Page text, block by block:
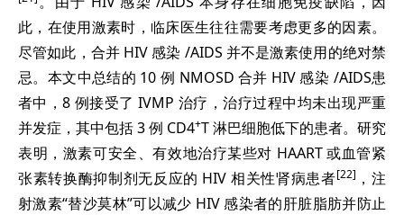
此，在使用激素时，临床医生往往需要考虑更多的因素。
尽管如此，合并 HIV 感染 /AIDS 并不是激素使用的绝对禁
忌。本文中总结的 10 例 NMOSD 合并 HIV 感染 /AIDS患
者中，8 例接受了 IVMP 治疗，治疗过程中均未出现严重
并发症，其中包括 3 例 CD4+T 淋巴细胞低下的患者。研究
表明，激素可安全、有效地治疗某些对 HAART 或血管紧
张素转换酶抑制剂无反应的 HIV 相关性肾病患者[22] ，注
射激素“替沙莫林”可以减少 HIV 感染者的肝脏脂肪并防止